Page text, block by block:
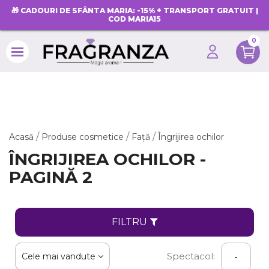
🎁 CADOURI DE SFÂNTA MARIA: -15% + TRANSPORT GRATUIT |
COD MARIA15
0
Acasă Produse cosmetice Față Îngrijirea ochilor
ÎNGRIJIREA OCHILOR -
PAGINĂ 2
FILTRU
Cele mai vandute Spectacol: -